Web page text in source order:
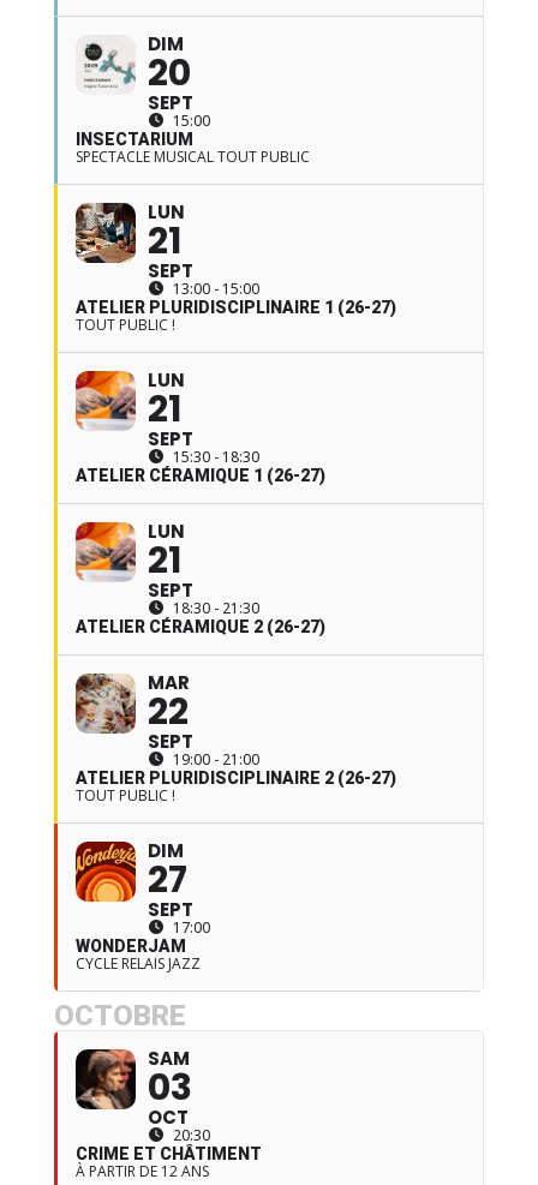
DIM
20
SEPT
15:00
INSECTARIUM
SPECTACLE MUSICAL TOUT PUBLIC
LUN
21
SEPT
13:00 - 15:00
ATELIER PLURIDISCIPLINAIRE 1 (26-27)
TOUT PUBLIC !
LUN
21
SEPT
15:30 - 18:30
ATELIER CÉRAMIQUE 1 (26-27)
LUN
21
SEPT
18:30 - 21:30
ATELIER CÉRAMIQUE 2 (26-27)
MAR
22
SEPT
19:00 - 21:00
ATELIER PLURIDISCIPLINAIRE 2 (26-27)
TOUT PUBLIC !
DIM
27
SEPT
17:00
WONDERJAM
CYCLE RELAIS JAZZ
OCTOBRE
SAM
03
OCT
20:30
CRIME ET CHÂTIMENT
À PARTIR DE 12 ANS